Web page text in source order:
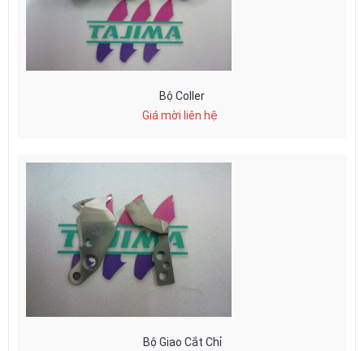
Bộ Coller
Giá mời liên hệ
Bộ Giao Cắt Chỉ